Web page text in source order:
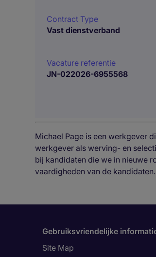
Contract Type
Vast dienstverband
Vacature referentie
JN-022026-6955568
Michael Page is een werkgever
werkgever als werving- en
bij kandidaten die we in nieuwe
vaardigheden van de kandidaten.
Gebruiksvriendelijke
Site Map